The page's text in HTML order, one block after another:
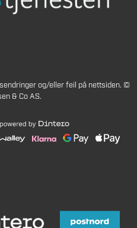
og/eller feil på nettsiden. ©
& Co AS.